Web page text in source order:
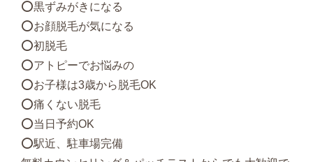
⭕️黒ずみがきになる
⭕️お顔脱毛が気になる
⭕️初脱毛
⭕️アトピーでお悩みの
⭕️お子様は3歳から脱毛OK
⭕️痛くない脱毛
⭕️当日予約OK
⭕️駅近、駐車場完備